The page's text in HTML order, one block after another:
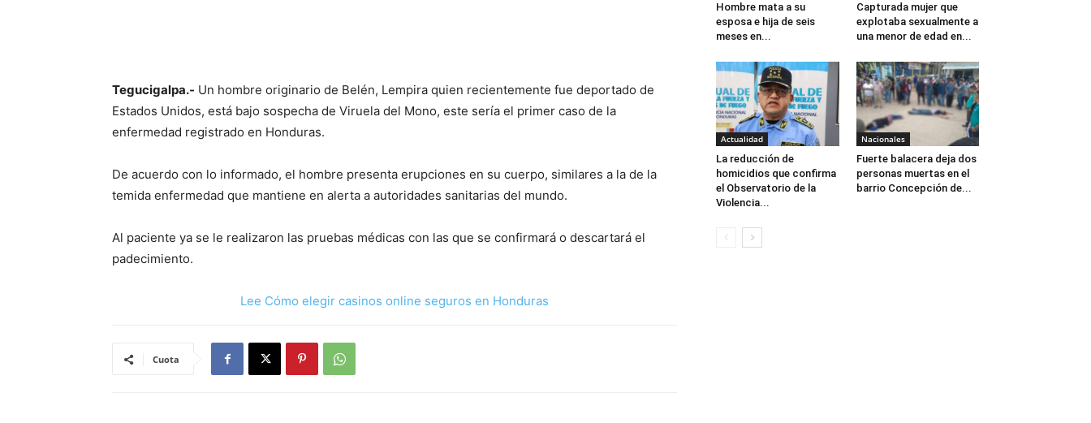
Tegucigalpa.- Un hombre originario de Belén, Lempira quien recientemente fue deportado de
Estados Unidos, está bajo sospecha de Viruela del Mono, este sería el primer caso de la
enfermedad registrado en Honduras.
De acuerdo con lo informado, el hombre presenta erupciones en su cuerpo, similares a la de la
temida enfermedad que mantiene en alerta a autoridades sanitarias del mundo.
Al paciente ya se le realizaron las pruebas médicas con las que se confirmará o descartará el
padecimiento.
Lee Cómo elegir casinos online seguros en Honduras
Cuota
Hombre mata a su
esposa e hija de seis
meses en...
Capturada mujer que
explotaba sexualmente a
una menor de edad en...
Actualidad
La reducción de
homicidios que confirma
el Observatorio de la
Violencia...
Nacionales
Fuerte balacera deja dos
personas muertas en el
barrio Concepción de...